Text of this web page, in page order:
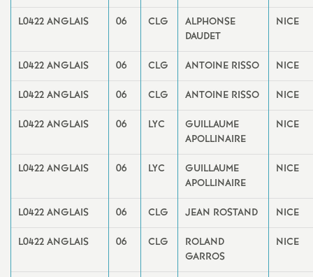
L0422 ANGLAIS 06 CLG
ALPHONSE
DAUDET
NICE
L0422 ANGLAIS 06 CLG ANTOINE RISSO NICE
L0422 ANGLAIS 06 CLG ANTOINE RISSO NICE
L0422 ANGLAIS 06 LYC
GUILLAUME
APOLLINAIRE
NICE
L0422 ANGLAIS 06 LYC
GUILLAUME
APOLLINAIRE
NICE
L0422 ANGLAIS 06 CLG JEAN ROSTAND NICE
L0422 ANGLAIS 06 CLG
ROLAND
GARROS
NICE